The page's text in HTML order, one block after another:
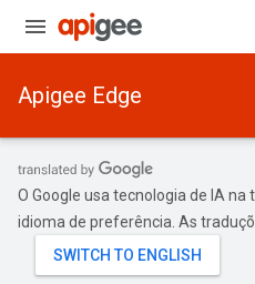
Apigee Edge
O Google usa tecnologia de IA
idioma de preferência. As